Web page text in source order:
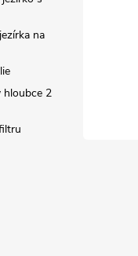
na
2